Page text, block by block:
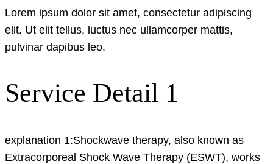
Lorem ipsum dolor sit amet, consectetur adipiscing
elit. Ut elit tellus, luctus nec ullamcorper mattis,
pulvinar dapibus leo.
Service Detail 1
explanation 1:Shockwave therapy, also known as
Extracorporeal Shock Wave Therapy (ESWT), works